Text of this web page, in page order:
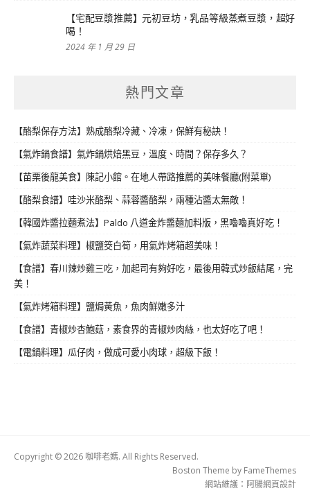
【宅配豆漿推薦】元初豆坊，乳品等級蒸煮豆漿，超好
喝！
2024 年 1 月 29 日
熱門文章
【酪梨保存方法】熟成酪梨冷藏、冷凍，保鮮有秘訣！
【氣炸鍋食譜】氣炸鍋烘焙黑豆，溫度、時間？保存多久？
【苗栗後龍美食】陳記小館。在地人帶路推薦的美味餐廳(附菜單)
【酪梨食譜】哇沙米酪梨、蒜蓉醬酪梨，兩種沾醬太無敵！
【韓國炸醬拉麵煮法】Paldo 八道金炸醬麵加料版，黑嚕嚕真好吃！
【氣炸蔬菜料理】椒鹽筊白筍，用氣炸烤箱超美味！
【食譜】春川辣炒雞三吃，加起司有夠好吃，最後用韓式炒飯結尾，完
美！
【氣炸烤箱料理】鹽焗黃魚，魚肉鮮嫩多汁
【食譜】青椒炒杏鮑菇，素食界的青椒炒肉絲，也太好吃了吧！
【電鍋料理】瓜仔肉，做成可愛小肉球，超級下飯！
Copyright © 2026 咖啡老媽. All Rights Reserved.
Boston Theme by FameThemes
網站維護： 阿腸網頁設計